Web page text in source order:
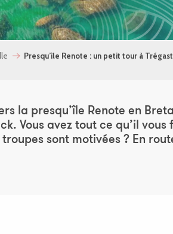
Presqu’île Renote : un petit tour à
la presqu’île Renote en
Vous avez tout ce qu’il
sont motivées ? En